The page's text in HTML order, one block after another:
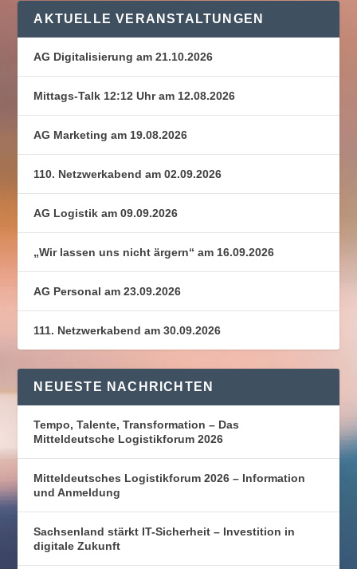
AKTUELLE VERANSTALTUNGEN
AG Digitalisierung am 21.10.2026
Mittags-Talk 12:12 Uhr am 12.08.2026
AG Marketing am 19.08.2026
110. Netzwerkabend am 02.09.2026
AG Logistik am 09.09.2026
„Wir lassen uns nicht ärgern“ am 16.09.2026
AG Personal am 23.09.2026
111. Netzwerkabend am 30.09.2026
NEUESTE NACHRICHTEN
Tempo, Talente, Transformation – Das
Mitteldeutsche Logistikforum 2026
Mitteldeutsches Logistikforum 2026 – Information
und Anmeldung
Sachsenland stärkt IT-Sicherheit – Investition in
digitale Zukunft